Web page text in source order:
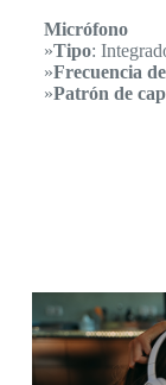
Micrófono
»Tipo:
»Frecuencia
»Patrón de